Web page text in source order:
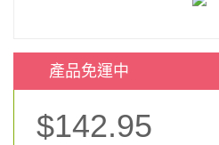
產品免運中
$142.95